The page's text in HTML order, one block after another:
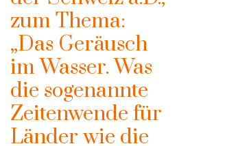
zum Thema:
„Das Geräusch
im Wasser. Was
die sogenannte
Zeitenwende für
Länder wie die